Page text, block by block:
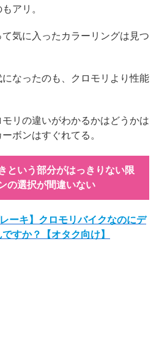
アリ。
気に入ったカラーリングは見つ
なったのも、クロモリより性能
リの違いがわかるかはどうかは
ボンはすぐれてる。
という部分がはっきりない限
の選択が間違いない
レーキ】クロモリバイクなのにデ
すか？【オタク向け】